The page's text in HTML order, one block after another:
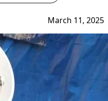
March 11, 2025